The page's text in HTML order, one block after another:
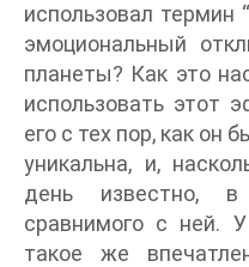
использовал термин
эмоциональный
планеты? Как это
использовать этот
его с тех пор, как он
уникальна, и,
день известно,
сравнимого с ней.
такое же